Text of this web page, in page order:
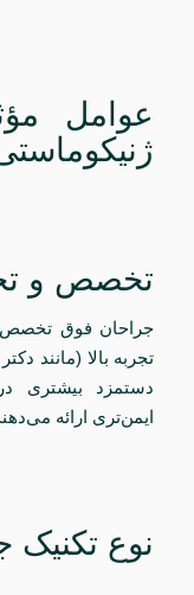
عوامل
تخصص و
جراحان فوق تخصص
تجربه بالا (مانند
دستمزد بیشتری
ایمن‌تری ارائه
نوع تکنیک